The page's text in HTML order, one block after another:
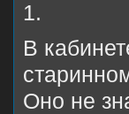
1.
В
Оно не